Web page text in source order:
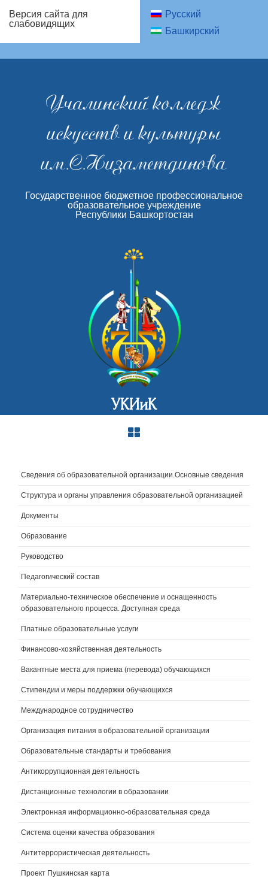
Версия сайта для
слабовидящих
Русский
Башкирский
Учалинский колледж
искусств и культуры
им.С.Низаметдинова
Государственное бюджетное профессиональное
образовательное учреждение
Республики Башкортостан
УКИиК
Сведения об образовательной организации.Основные сведения
Структура и органы управления образовательной организацией
Документы
Образование
Руководство
Педагогический состав
Материально-техническое обеспечение и оснащенность
образовательного процесса. Доступная среда
Платные образовательные услуги
Финансово-хозяйственная деятельность
Вакантные места для приема (перевода) обучающихся
Стипендии и меры поддержки обучающихся
Международное сотрудничество
Организация питания в образовательной организации
Образовательные стандарты и требования
Антикоррупционная деятельность
Дистанционные технологии в образовании
Электронная информационно-образовательная среда
Система оценки качества образования
Антитеррористическая деятельность
Проект Пушкинская карта